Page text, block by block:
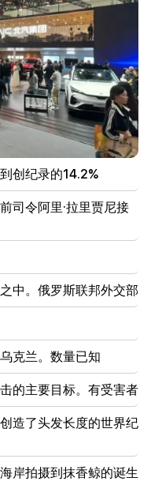
判，但正在通过中间
之中。俄罗斯联邦外
少七人死亡 - 媒体
兄弟俩的店铺。埃奇
升到新的水平
以上的气温。阿
创纪录的14.2%
司令阿里·拉里贾尼接
中。俄罗斯联邦外交部
克兰。数量已知
的主要目标。有受害者
造了头发长度的世界纪
岸拍摄到抹香鲸的诞生